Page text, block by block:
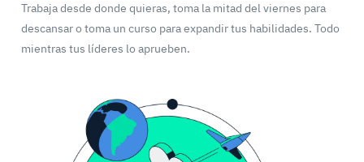
Trabaja desde donde quieras, toma la mitad del viernes para
descansar o toma un curso para expandir tus habilidades. Todo
mientras tus líderes lo aprueben.